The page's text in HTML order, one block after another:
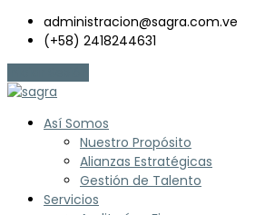
administracion@sagra.com.ve
(+58) 2418244631
Así Somos
Nuestro Propósito
Alianzas Estratégicas
Gestión de Talento
Servicios